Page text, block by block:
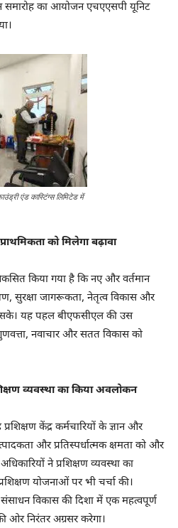
समारोह का आयोजन एचएएसपी यूनिट
एंड कास्टिंग्स लिमिटेड में
को मिलेगा बढ़ावा
किया गया है कि नए और वर्तमान
सुरक्षा जागरूकता, नेतृत्व विकास और
सके। यह पहल बीएफसीएल की उस
नवाचार और सतत विकास को
व्यवस्था का किया अवलोकन
केंद्र कर्मचारियों के ज्ञान और
और प्रतिस्पर्धात्मक क्षमता को और
ने प्रशिक्षण व्यवस्था का
योजनाओं पर भी चर्चा की।
विकास की दिशा में एक महत्वपूर्ण
ओर निरंतर अग्रसर करेगा।